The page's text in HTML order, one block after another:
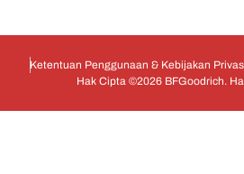
Ketentuan Penggunaan & Kebijakan
Hak Cipta ©2026 BFGoodrich.